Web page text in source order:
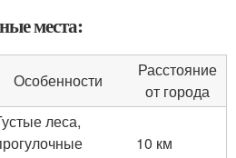
места:
Особенности
Расстояние
от города
леса,
10 км